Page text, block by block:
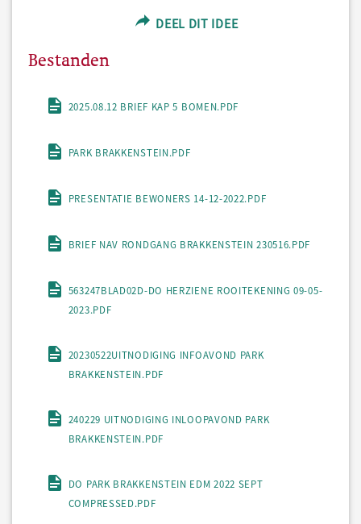
DEEL DIT IDEE
Bestanden
2025.08.12 BRIEF KAP 5 BOMEN.PDF
PARK BRAKKENSTEIN.PDF
PRESENTATIE BEWONERS 14-12-2022.PDF
BRIEF NAV RONDGANG BRAKKENSTEIN 230516.PDF
563247BLAD02D-DO HERZIENE ROOITEKENING 09-05-
2023.PDF
20230522UITNODIGING INFOAVOND PARK
BRAKKENSTEIN.PDF
240229 UITNODIGING INLOOPAVOND PARK
BRAKKENSTEIN.PDF
DO PARK BRAKKENSTEIN EDM 2022 SEPT
COMPRESSED.PDF